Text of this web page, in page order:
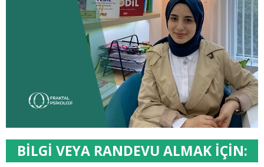
BİLGİ VEYA RANDEVU ALMAK İÇİN: